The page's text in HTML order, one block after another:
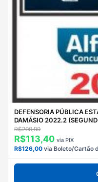
DEFENSORIA PÚBLICA
DAMÁSIO 2022.2
R$299,99
R$113,40 via PIX
R$126,00 via Boleto/Cartão